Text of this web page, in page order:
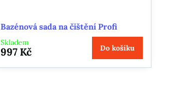
Bazénová sada na čištění Profi
Skladem
997 Kč Do košíku